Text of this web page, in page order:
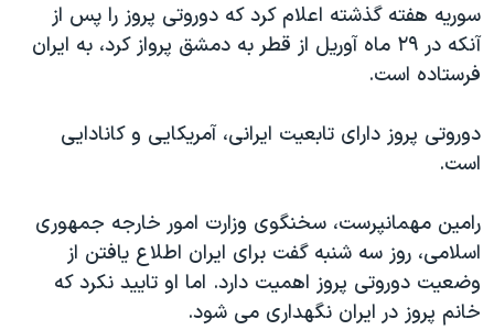
نرگس محمدی برنده جایزه نوبل صلح
همایش محافظه‌کاران آمریکا «سی‌پک»
سوریه هفته گذشته اعلام کرد که دوروتی پروز را پس از
آنکه در ۲۹ ماه آوریل از قطر به دمشق پرواز کرد، به ایران
فرستاده است.
دوروتی پروز دارای تابعیت ایرانی، آمریکایی و کانادایی
است.
رامین مهمانپرست، سخنگوی وزارت امور خارجه جمهوری
اسلامی، روز سه شنبه گفت برای ایران اطلاع یافتن از
وضعیت دوروتی پروز اهمیت دارد. اما او تایید نکرد که
خانم پروز در ایران نگهداری می شود.